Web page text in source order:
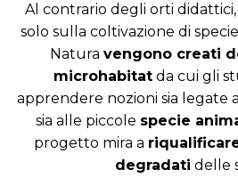
Al contrario degli orti
solo sulla coltivazione di
Natura vengono creati
microhabitat da cui gli
apprendere nozioni sia legate
sia alle piccole specie
progetto mira a
degradati delle
d
u
c
a
z
i
o
n
S